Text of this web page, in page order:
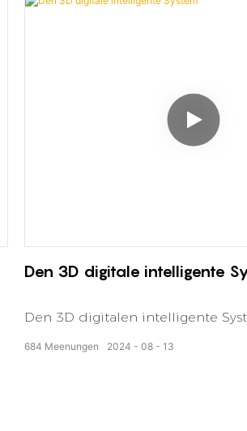
spueren an d'Ambiance a béid
Den 3D digitale intelligente
Den 3D digitalen intelligente
Fabréckvisualiséierungssystem op
2024 08 13
684 Meenungen